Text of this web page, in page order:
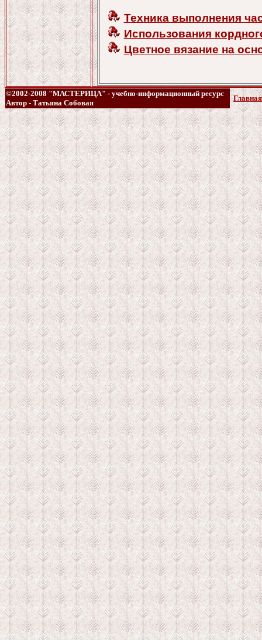
Техника выполнения
Использования
Цветное вязание на
©2002-2008 "МАСТЕРИЦА" - учебно-информационный ресурс
Автор - Татьяна Собовая